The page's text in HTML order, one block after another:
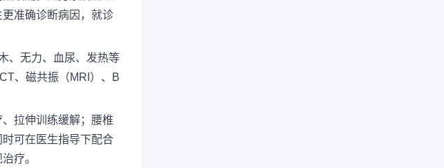
准确诊断病因，就诊
、无力、血尿、发热等
、磁共振（MRI）、B
拉伸训练缓解；腰椎
可在医生指导下配合
疗。